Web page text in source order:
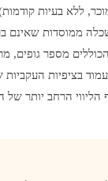
ממוסדות
מספר גופים,
בציפיות
הרחב יותר של